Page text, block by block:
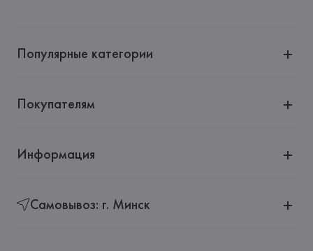
Популярные категории
Покупателям
Информация
Самовывоз: г. Минск